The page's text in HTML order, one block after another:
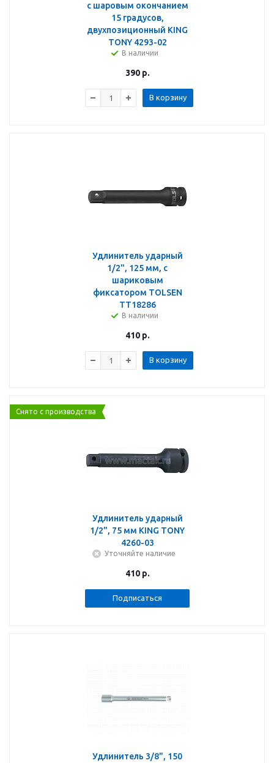
с шаровым окончанием
15 градусов,
двухпозиционный KING
TONY 4293-02
В наличии
390р.
В корзину
Удлинитель ударный
1/2", 125 мм, с
шариковым
фиксатором TOLSEN
TT18286
В наличии
410р.
В корзину
Снято с производства
Удлинитель ударный
1/2", 75 мм KING TONY
4260-03
Уточняйте наличие
410р.
Подписаться
Удлинитель 3/8", 150